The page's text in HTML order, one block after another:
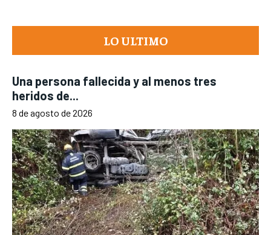
LO ULTIMO
Una persona fallecida y al menos tres
heridos de...
8 de agosto de 2026